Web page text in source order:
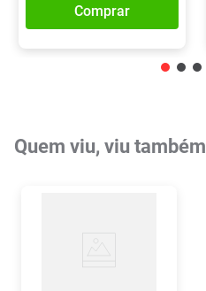
Comprar
Quem viu, viu também